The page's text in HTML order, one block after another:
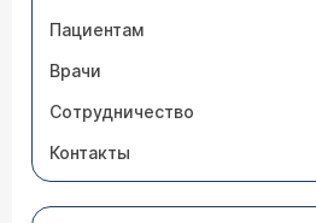
Пациентам
Врачи
Сотрудничество
Контакты